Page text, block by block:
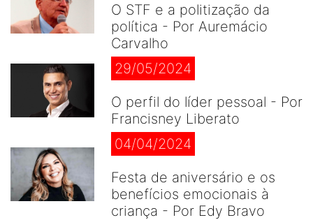
O STF e a politização da
política - Por Auremácio
Carvalho
29/05/2024
O perfil do líder pessoal - Por
Francisney Liberato
04/04/2024
Festa de aniversário e os
benefícios emocionais à
criança - Por Edy Bravo